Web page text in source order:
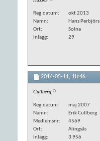
Reg.datum
okt 2013
Namn
Hans Perbjörs
Ort
Solna
Inlägg
29
2014-05-11, 18:46
Cullberg
Reg.datum
maj 2007
Namn
Erik Cullberg
Medlemsnr
4569
Ort
Alingsås
Inlägg
3 956